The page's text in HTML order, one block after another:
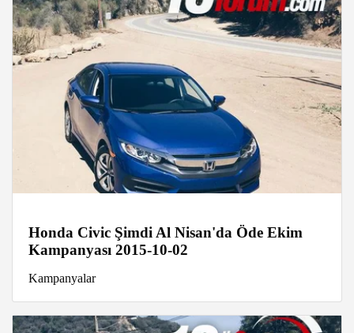
Honda Civic Şimdi Al Nisan'da Öde Ekim
Kampanyası 2015-10-02
Kampanyalar